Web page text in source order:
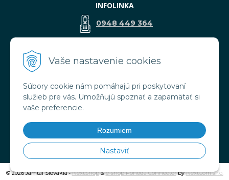
Vaše nastavenie cookies
Súbory cookie nám pomáhajú pri poskytovaní
služieb pre vás. Umožňujú spoznať a zapamätať si
vaše preferencie.
Rozumiem
Nastaviť
INFOLINKA
0948 449 364
VŠETKO O NÁKUPE
Obchodné podmienky
Doprava a platba
Ochrana osobných údajov
© 2026 Jamtal Slovakia •NextShop&e-shop Pohoda ConnectorbyNextCom s.r.o.